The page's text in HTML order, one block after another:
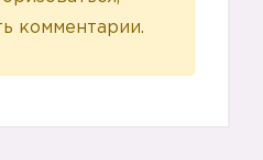
комментарии.